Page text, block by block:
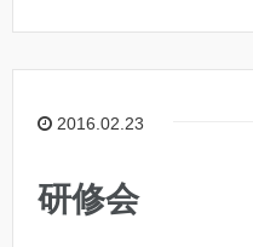
2016.02.23
研修会